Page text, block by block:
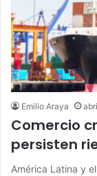
Emilio Araya
Comercio
persisten
América Latina y